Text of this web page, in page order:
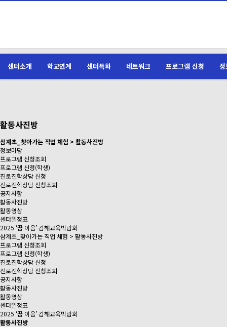
센터소개 학교연계 센터특화 네트워크 프로그램 신청
활동사진방
삼계초_찾아가는 직업 체험 > 활동사진방
정보마당
프로그램 신청조회
프로그램 신청(학생)
진로진학상담 신청
진로진학상담 신청조회
공지사항
활동사진방
활동영상
센터일정표
2025 ‘꿈 이음’ 김해교육박람회
삼계초_찾아가는 직업 체험 > 활동사진방
프로그램 신청조회
프로그램 신청(학생)
진로진학상담 신청
진로진학상담 신청조회
공지사항
활동사진방
활동영상
센터일정표
2025 ‘꿈 이음’ 김해교육박람회
활동사진방